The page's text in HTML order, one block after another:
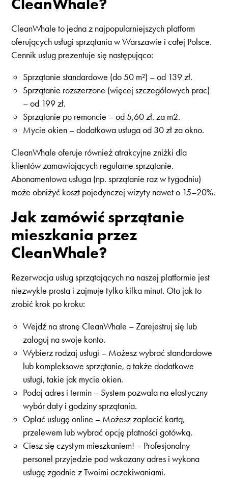
CleanWhale to jedna z najpopularniejszych platform
oferujących usługi sprzątania w Warszawie i całej Polsce.
Cennik usług prezentuje się następująco:
Sprzątanie standardowe (do 50 m²) – od 139 zł.
Sprzątanie rozszerzone (więcej szczegółowych prac)
– od 199 zł.
Sprzątanie po remoncie – od 5,60 zł. za m2.
Mycie okien – dodatkowa usługa od 30 zł za okno.
CleanWhale oferuje również atrakcyjne zniżki dla
klientów zamawiających regularne sprzątanie.
Abonamentowa usługa (np. sprzątanie raz w tygodniu)
może obniżyć koszt pojedynczej wizyty nawet o 15–20%.
Jak zamówić sprzątanie
mieszkania przez
CleanWhale?
Rezerwacja usług sprzątających na naszej platformie jest
niezwykle prosta i zajmuje tylko kilka minut. Oto jak to
zrobić krok po kroku:
Wejdź na stronę CleanWhale – Zarejestruj się lub
zaloguj na swoje konto.
Wybierz rodzaj usługi – Możesz wybrać standardowe
lub kompleksowe sprzątanie, a także dodatkowe
usługi, takie jak mycie okien.
Podaj adres i termin – System pozwala na elastyczny
wybór daty i godziny sprzątania.
Opłać usługę online – Możesz zapłacić kartą,
przelewem lub wybrać opcję płatności gotówką.
Ciesz się czystym mieszkaniem! – Profesjonalny
personel przyjedzie pod wskazany adres i wykona
usługę zgodnie z Twoimi oczekiwaniami.